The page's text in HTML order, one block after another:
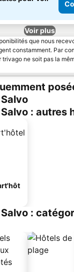
Voir plus
que nous
constamment. Par
trivago ne soit pas la
: autres
: